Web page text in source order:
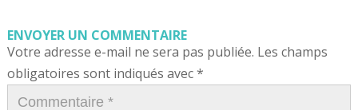
ENVOYER UN COMMENTAIRE
Votre adresse e-mail ne sera pas publiée. Les champs
obligatoires sont indiqués avec*